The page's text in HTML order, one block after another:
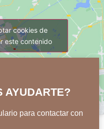
cookies de
este contenido
AYUDARTE?
para contactar con